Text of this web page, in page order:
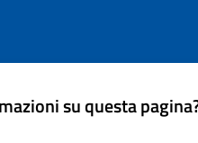
su questa